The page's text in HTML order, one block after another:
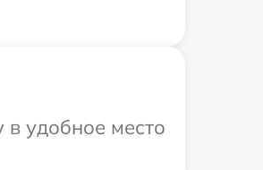
удобное место